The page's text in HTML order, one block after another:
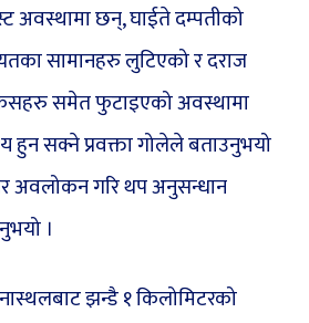
अवस्थामा छन्, घाईते दम्पतीको
सामानहरु लुटिएको र दराज
समेत फुटाइएको अवस्थामा
हुन सक्ने प्रवक्ता गोलेले बताउनुभयो
अवलोकन गरि थप अनुसन्धान
।
झन्डै १ किलोमिटरको